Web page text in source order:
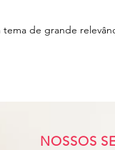
de grande
NOSSOS